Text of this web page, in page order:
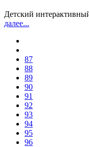
Детский
далее...
87
88
89
90
91
92
93
94
95
96